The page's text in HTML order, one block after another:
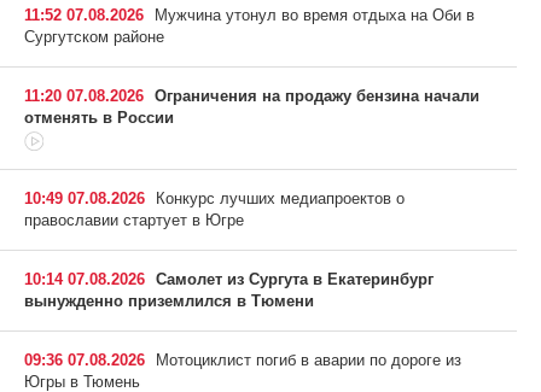
11:52 07.08.2026
Мужчина утонул во время отдыха на Оби в
Сургутском районе
11:20 07.08.2026 Ограничения на продажу бензина начали
отменять в России
10:49 07.08.2026
Конкурс лучших медиапроектов о
православии стартует в Югре
10:14 07.08.2026 Самолет из Сургута в Екатеринбург
вынужденно приземлился в Тюмени
09:36 07.08.2026
Мотоциклист погиб в аварии по дороге из
Югры в Тюмень